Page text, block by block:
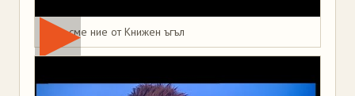
Това сме ние от Книжен ъгъл